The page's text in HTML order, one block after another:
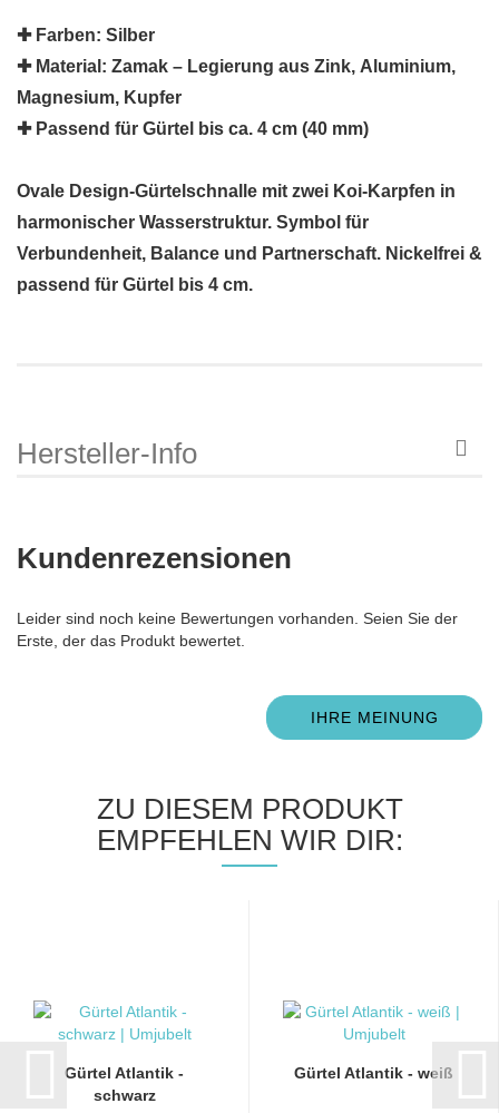
✚ Farben: Silber
✚ Material: Zamak – Legierung aus Zink, A luminium,
Magnesium, Kupfer
✚ Passend für Gürtel bis ca. 4 cm (40 mm)
Ovale Design-Gürtelschnalle mit zwei Koi-Karpfen in
harmonischer Wasserstruktur. Symbol für
Verbundenheit, Balance und Partnerschaft. Nickelfrei &
passend für Gürtel bis 4 cm.
Hersteller-Info
Kundenrezensionen
Leider sind noch keine Bewertungen vorhanden. Seien Sie der
Erste, der das Produkt bewertet.
IHRE MEINUNG
ZU DIESEM PRODUKT
EMPFEHLEN WIR DIR:
Gürtel Atlantik -
schwarz
Gürtel Atlantik - weiß